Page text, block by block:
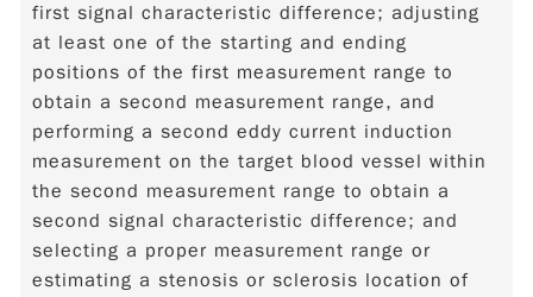
first signal characteristic difference; adjusting
at least one of the starting and ending
positions of the first measurement range to
obtain a second measurement range, and
performing a second eddy current induction
measurement on the target blood vessel within
the second measurement range to obtain a
second signal characteristic difference; and
selecting a proper measurement range or
estimating a stenosis or sclerosis location of